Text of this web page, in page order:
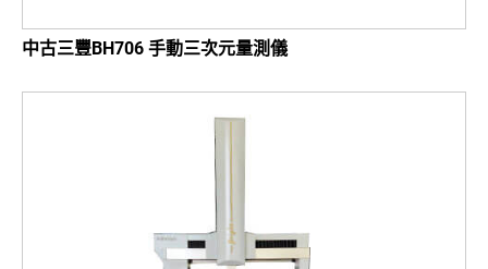
中古三豐BH706 手動三次元量測儀